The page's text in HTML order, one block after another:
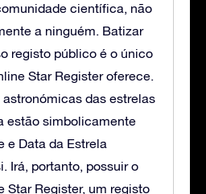
científica, não
a ninguém. Batizar
registo público é o único
Star Register oferece.
das estrelas
estão simbolicamente
e Data da Estrela
Irá, portanto, possuir o
Star Register, um registo